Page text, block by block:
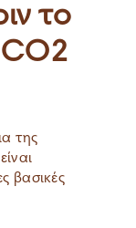
το
της
βασικές